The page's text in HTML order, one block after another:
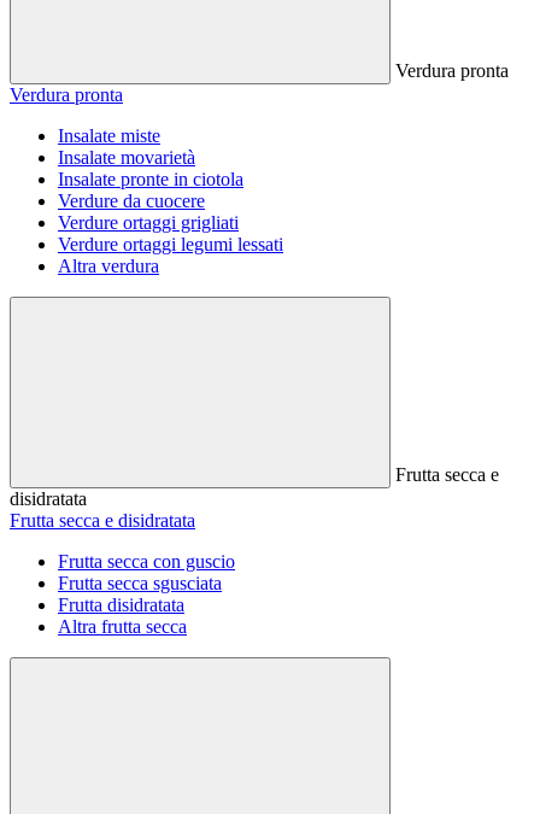
Verdura pronta
Verdura pronta
Insalate miste
Insalate movarietà
Insalate pronte in ciotola
Verdure da cuocere
Verdure ortaggi grigliati
Verdure ortaggi legumi lessati
Altra verdura
Frutta secca e
disidratata
Frutta secca e disidratata
Frutta secca con guscio
Frutta secca sgusciata
Frutta disidratata
Altra frutta secca